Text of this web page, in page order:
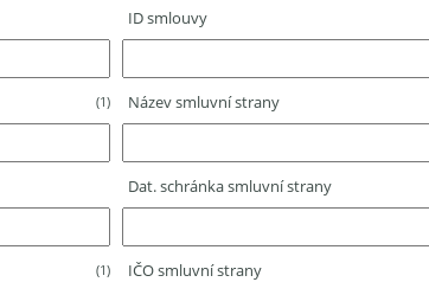
(1)
(1)
ID smlouvy
Název smluvní strany
Dat. schránka smluvní strany
IČO smluvní strany